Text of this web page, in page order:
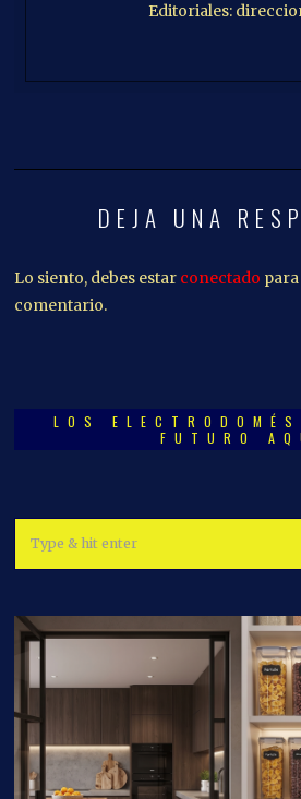
Editoriales:
DEJA UNA
Lo siento, debes estar conectado
comentario.
LOS
FUTURO